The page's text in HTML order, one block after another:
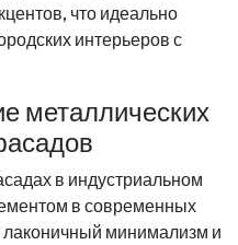
что идеально
интерьеров с
металлических
в индустриальном
в современных
минимализм и